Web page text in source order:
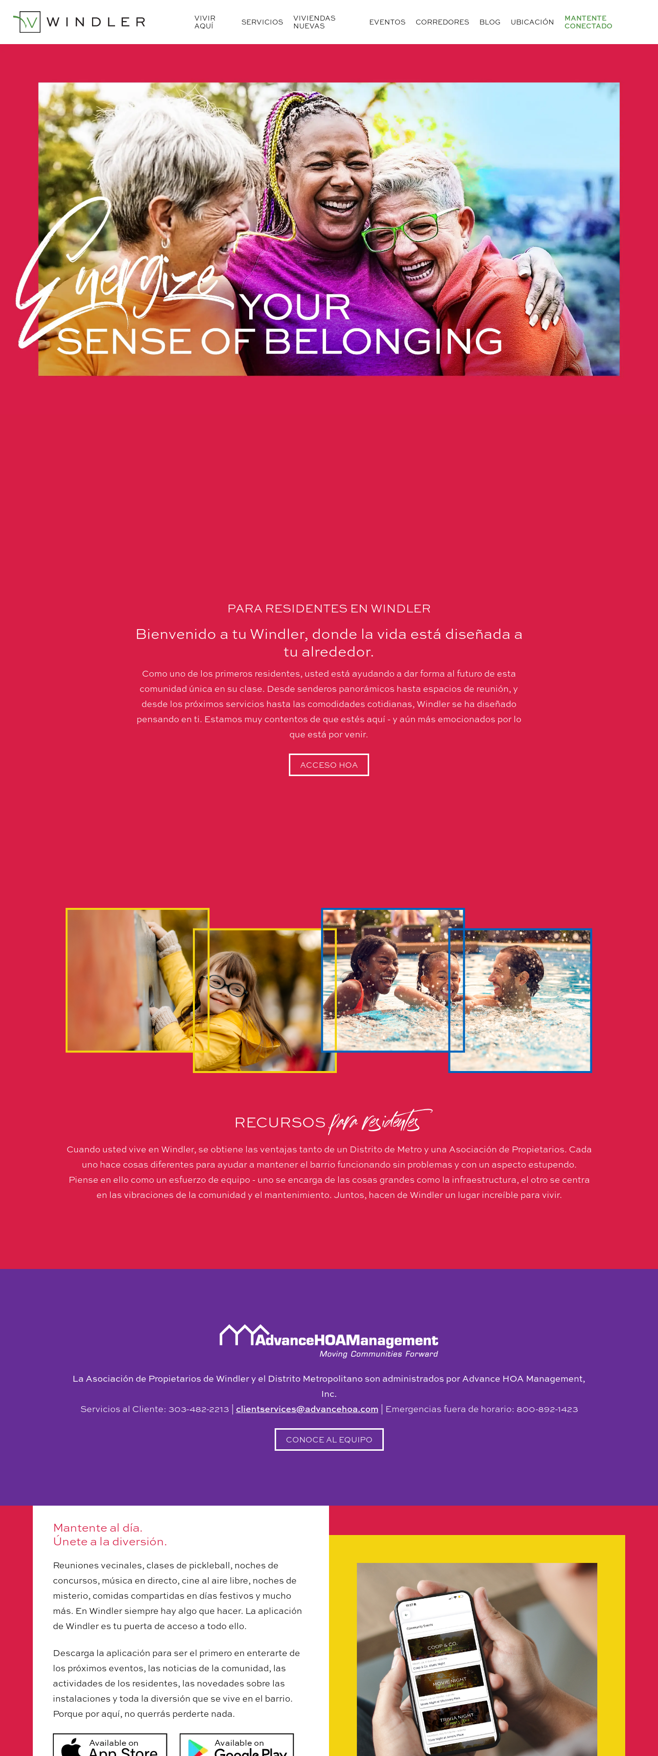
VIVIR
AQUÍ
SERVICIOS
VIVIENDAS
NUEVAS
EVENTOS CORREDORES BLOG UBICACIÓN
MANTENTE
CONECTADO
PARA RESIDENTES EN WINDLER
Bienvenido a tu Windler, donde la vida está diseñada a
tu alrededor.
Como uno de los primeros residentes, usted está ayudando a dar forma al futuro de esta
comunidad única en su clase. Desde senderos panorámicos hasta espacios de reunión, y
desde los próximos servicios hasta las comodidades cotidianas, Windler se ha diseñado
pensando en ti. Estamos muy contentos de que estés aquí - y aún más emocionados por lo
que está por venir.
ACCESO HOA
RECURSOSpara residentes
Cuando usted vive en Windler, se obtiene las ventajas tanto de un Distrito de Metro y una Asociación de Propietarios. Cada
uno hace cosas diferentes para ayudar a mantener el barrio funcionando sin problemas y con un aspecto estupendo.
Piense en ello como un esfuerzo de equipo - uno se encarga de las cosas grandes como la infraestructura, el otro se centra
en las vibraciones de la comunidad y el mantenimiento. Juntos, hacen de Windler un lugar increíble para vivir.
La Asociación de Propietarios de Windler y el Distrito Metropolitano son administrados por Advance HOA Management,
Inc.
Servicios al Cliente: 303-482-2213 | clientservices@advancehoa.com | Emergencias fuera de horario: 800-892-1423
CONOCE AL EQUIPO
Mantente al día.
Únete a la diversión.
Reuniones vecinales, clases de pickleball, noches de
concursos, música en directo, cine al aire libre, noches de
misterio, comidas compartidas en días festivos y mucho
más. En Windler siempre hay algo que hacer. La aplicación
de Windler es tu puerta de acceso a todo ello.
Descarga la aplicación para ser el primero en enterarte de
los próximos eventos, las noticias de la comunidad, las
actividades de los residentes, las novedades sobre las
instalaciones y toda la diversión que se vive en el barrio.
Porque por aquí, no querrás perderte nada.